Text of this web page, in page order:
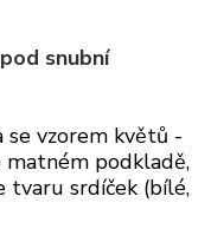
snubní
vzorem květů -
podkladě,
tvaru srdíček (bílé,